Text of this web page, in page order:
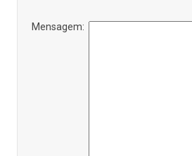
Mensagem: